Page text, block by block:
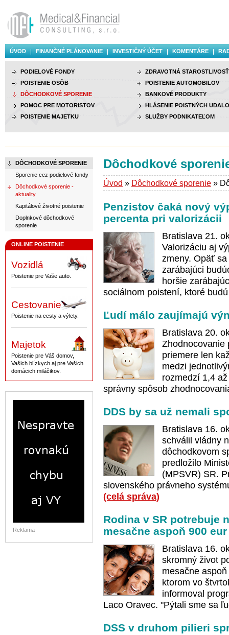
ÚVOD FINANČNÉ PLÁNOVANIE INVESTIČNÝ ÚČET KOMENTÁRE
PODIELOVÉ FONDY
POISTENIE OSÔB
DÔCHODKOVÉ SPORENIE
POMOC PRE MOTORISTOV
POISTENIE MAJETKU
ZDRAVOTNÁ STAROSTLIVOSŤ
POISTENIE AUTOMOBILOV
BANKOVÉ PRODUKTY
HLÁSENIE POISTNÝCH
SLUŽBY PODNIKATEĽOM
DÔCHODKOVÉ SPORENIE
Sporenie cez podielové fondy
Dôchodkové sporenie -
aktuality
Kapitálové životné poistenie
Doplnkové dôchodkové
sporenie
ONLINE POISTENIE
Vozidlá
Poistenie pre Vaše auto.
Cestovanie
Poistenie na cesty a výlety.
Majetok
Poistenie pre Váš domov,
Vašich blízkych aj pre Vašich
domácich miláčikov.
Reklama
Dôchodkové
Úvod » Dôchodkové sporenie »
Penzistov čaká nový
percenta pri valorizácii
Bratislava 21.
Valorizáciu aj
zmeny. Opäť
zarábajúci
horšie
sociálnom poistení, ktoré
Ľudí málo zaujímajú
Bratislava 20.
Zhodnocovanie
priemere len
medzi
rozmedzí 1,4
správny spôsob
DDS by sa už nemali
Bratislava 16.
schválil vládny
dôchodkovom
predložilo
(MPSVR) SR.
slovenského právneho
(celá správa)
Rodina v SR potrebuje
mesačne aspoň 900 eur
Bratislava 16.
skromný život
mesačne
ktorom vo
informoval
Laco Oravec. "Pýtali sme sa
DSS v druhom pilieri